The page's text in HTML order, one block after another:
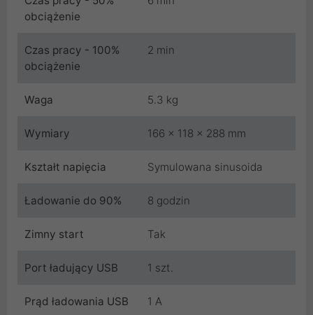
obciążenie
Czas pracy - 100%
obciążenie
2 min
Waga 5.3 kg
Wymiary 166 x 118 x 288 mm
Kształt napięcia Symulowana sinusoida
Ładowanie do 90% 8 godzin
Zimny start Tak
Port ładujący USB 1 szt.
Prąd ładowania USB 1 A